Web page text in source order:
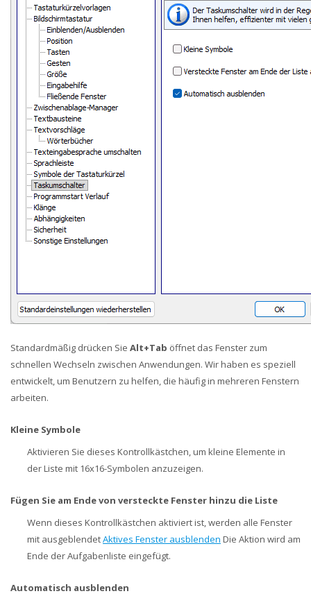
Standardmäßig drücken Sie Alt+Tab öffnet das Fenster zum
schnellen Wechseln zwischen Anwendungen. Wir haben es speziell
entwickelt, um Benutzern zu helfen, die häufig in mehreren Fenstern
arbeiten.
Kleine Symbole
Aktivieren Sie dieses Kontrollkästchen, um kleine Elemente in
der Liste mit 16x16-Symbolen anzuzeigen.
Fügen Sie am Ende von versteckte Fenster hinzu die Liste
Wenn dieses Kontrollkästchen aktiviert ist, werden alle Fenster
mit ausgeblendetAktives Fenster ausblenden Die Aktion wird am
Ende der Aufgabenliste eingefügt.
Automatisch ausblenden